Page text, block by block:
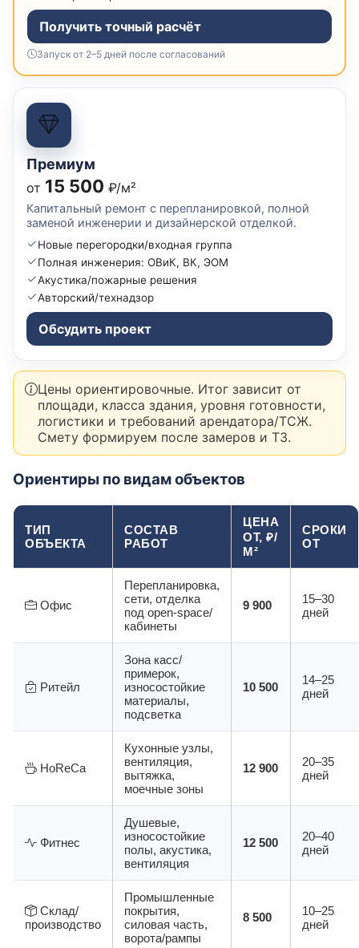
Получить точный расчёт
Запуск от 2–5 дней после согласований
Премиум
от 15 500 ₽/м²
Капитальный ремонт с перепланировкой, полной
заменой инженерии и дизайнерской отделкой.
Новые перегородки/входная группа
Полная инженерия: ОВиК, ВК, ЭОМ
Акустика/пожарные решения
Авторский/технадзор
Обсудить проект
Цены ориентировочные. Итог зависит от
площади, класса здания, уровня готовности,
логистики и требований арендатора/ТСЖ.
Смету формируем после замеров и ТЗ.
Ориентиры по видам объектов
ТИП
ОБЪЕКТА
СОСТАВ
РАБОТ
ЦЕНА
ОТ, ₽/
М²
СРОКИ
ОТ
Офис
Перепланировка,
сети, отделка
под open-space/
кабинеты
9 900
15–30
дней
Ритейл
Зона касс/
примерок,
износостойкие
материалы,
подсветка
10 500
14–25
дней
HoReCa
Кухонные узлы,
вентиляция,
вытяжка,
моечные зоны
12 900
20–35
дней
Фитнес
Душевые,
износостойкие
полы, акустика,
вентиляция
12 500
20–40
дней
Склад/
производство
Промышленные
покрытия,
силовая часть,
ворота/рампы
8 500
10–25
дней